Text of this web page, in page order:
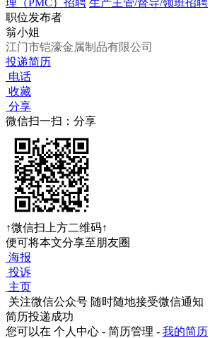
理（PMC）招聘 生产主管/督导/领班招聘
职位发布者
翁小姐
江门市铠濠金属制品有限公司
投递简历
电话
收藏
分享
微信扫一扫：分享
↑微信扫上方二维码↑
便可将本文分享至朋友圈
海报
投诉
主页
关注微信公众号 随时随地接受微信通知
简历投递成功
您可以在 个人中心 - 简历管理 - 我的简历